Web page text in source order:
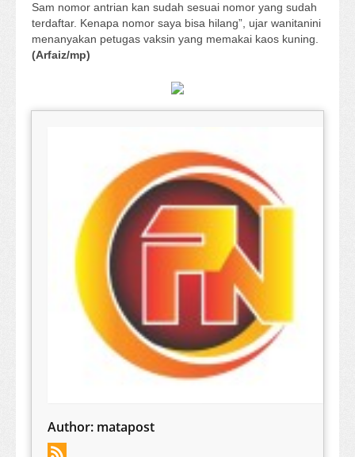
Sam nomor antrian kan sudah sesuai nomor yang sudah
terdaftar. Kenapa nomor saya bisa hilang”, ujar wanitanini
menanyakan petugas vaksin yang memakai kaos kuning.
(Arfaiz/mp)
Author: matapost